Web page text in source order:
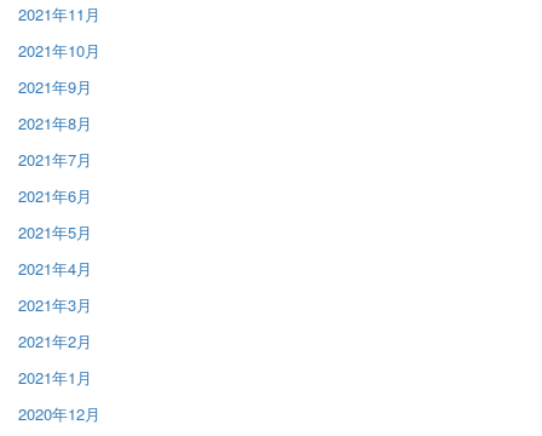
2021年11月
2021年10月
2021年9月
2021年8月
2021年7月
2021年6月
2021年5月
2021年4月
2021年3月
2021年2月
2021年1月
2020年12月